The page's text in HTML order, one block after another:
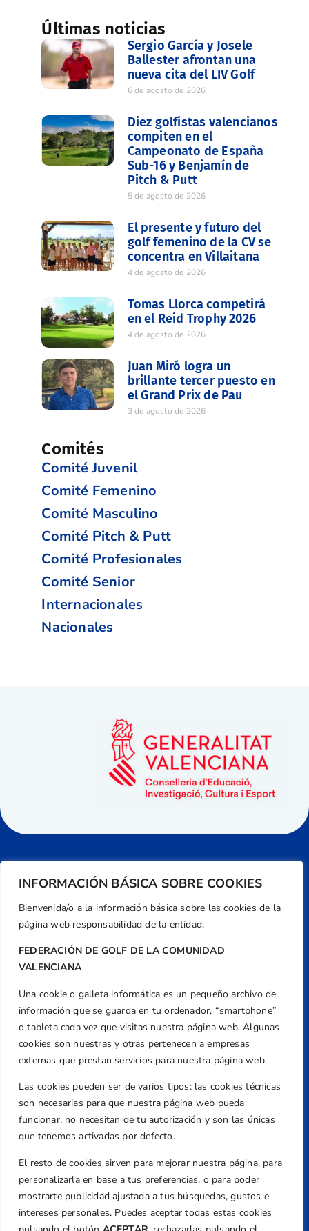
INFORMACIÓN BÁSICA SOBRE COOKIES
Bienvenida/o a la información básica sobre las cookies de la
página web responsabilidad de la entidad:
FEDERACIÓN DE GOLF DE LA COMUNIDAD
VALENCIANA
Una cookie o galleta informática es un pequeño archivo de
información que se guarda en tu ordenador, “smartphone”
o tableta cada vez que visitas nuestra página web. Algunas
cookies son nuestras y otras pertenecen a empresas
externas que prestan servicios para nuestra página web.
Las cookies pueden ser de varios tipos: las cookies técnicas
son necesarias para que nuestra página web pueda
funcionar, no necesitan de tu autorización y son las únicas
que tenemos activadas por defecto.
El resto de cookies sirven para mejorar nuestra página, para
personalizarla en base a tus preferencias, o para poder
mostrarte publicidad ajustada a tus búsquedas, gustos e
intereses personales. Puedes aceptar todas estas cookies
Últimas noticias
Sergio García y Josele
Ballester afrontan una
nueva cita del LIV Golf
6 de agosto de 2026
Diez golfistas valencianos
compiten en el
Campeonato de España
Sub-16 y Benjamín de
Pitch & Putt
5 de agosto de 2026
El presente y futuro del
golf femenino de la CV se
concentra en Villaitana
4 de agosto de 2026
Tomas Llorca competirá
en el Reid Trophy 2026
4 de agosto de 2026
Juan Miró logra un
brillante tercer puesto en
el Grand Prix de Pau
3 de agosto de 2026
Comités
Comité Juvenil
Comité Femenino
Comité Masculino
Comité Pitch & Putt
Comité Profesionales
Comité Senior
Internacionales
Nacionales
Dirección
Centre de L´Esport, Carrer d'Isaac Peral i
Caballero, Nº 5, Despachos 2 y 3, 46980,
Valencia
+34 961 367 799
Email
federacion@golfcv.com
Aviso Legal
Política de Privacidad
Transparencia